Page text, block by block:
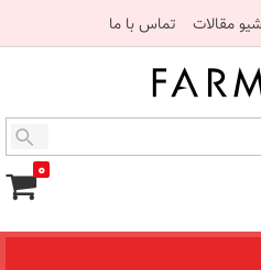
مقالات تماس با ما
۰